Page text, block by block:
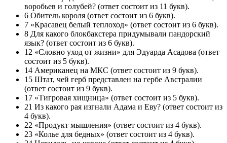
воробьев и голубей? (ответ состоит из 11 букв).
6 Обитель короля (ответ состоит из 6 букв).
7 «Красавец белый тепло­ход» (ответ состоит из 6 букв).
8 Для какого блокбакстера придумывали пандорский
язык? (ответ состоит из 6 букв).
12 «Словно уход от жизни» для Эдуарда Асадова (ответ
состоит из 5 букв).
14 Американец на МКС (ответ состоит из 9 букв).
15 Штат, чей герб представлен на гербе Австралии
(ответ состоит из 9 букв).
17 «Тигровая хищница» (ответ состоит из 5 букв).
21 Из какого рая изгнали Адама и Еву? (ответ состоит из
4 букв).
22 «Продукт мышления» (ответ состоит из 4 букв).
23 «Колье для бедных» (ответ состоит из 4 букв).